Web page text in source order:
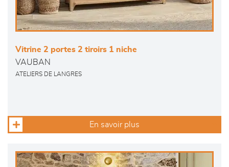
Vitrine 2 portes 2 tiroirs 1 niche
VAUBAN
ATELIERS DE LANGRES
En savoir plus